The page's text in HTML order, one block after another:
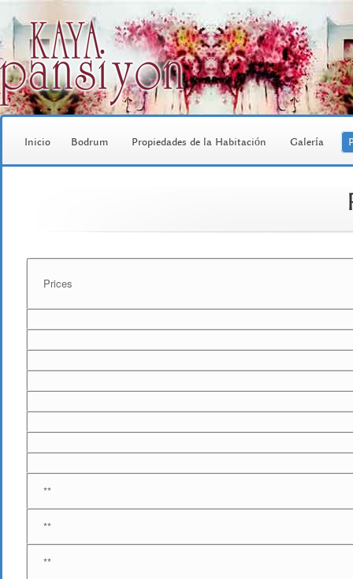
Inicio Bodrum Propiedades de la Habitación Galería
Prices
**
**
**